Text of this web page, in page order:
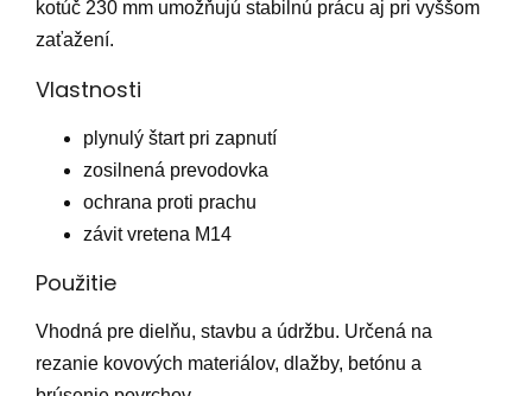
kotúč 230 mm umožňujú stabilnú prácu aj pri vyššom
zaťažení.
Vlastnosti
plynulý štart pri zapnutí
zosilnená prevodovka
ochrana proti prachu
závit vretena M14
Použitie
Vhodná pre dielňu, stavbu a údržbu. Určená na
rezanie kovových materiálov, dlažby, betónu a